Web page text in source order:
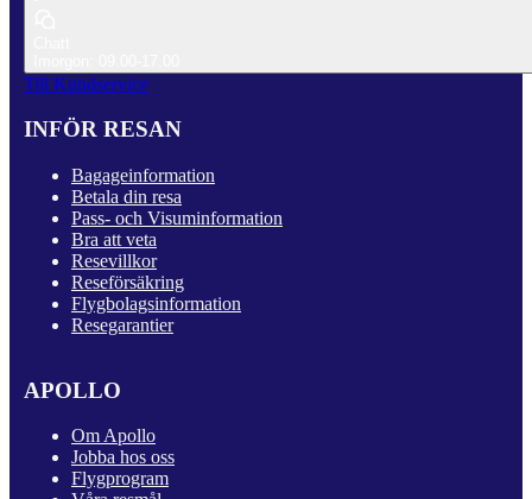
Till Kundservice
INFÖR RESAN
Bagageinformation
Betala din resa
Pass- och Visuminformation
Bra att veta
Resevillkor
Reseförsäkring
Flygbolagsinformation
Resegarantier
APOLLO
Om Apollo
Jobba hos oss
Flygprogram